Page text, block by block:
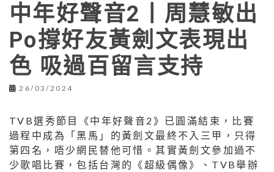
中年好聲音2丨周慧敏出
Po撐好友黃劍文表現出
色 吸過百留言支持
26/03/2024
TVB選秀節目《中年好聲音2 》已圓滿結束，比賽
過程中成為「黑馬」的黃劍文最終不入三甲，只得
第四名，唔少網民替他可惜。其實黃劍文參加過不
少歌唱比賽，包括台灣的《超級偶像》、 TVB舉辦